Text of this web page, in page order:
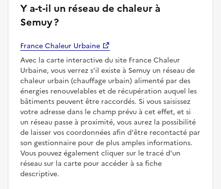
Y a-t-il un réseau de chaleur à
Semuy ?
France Chaleur Urbaine
Avec la carte interactive du site France Chaleur
Urbaine, vous verrez s'il existe à Semuy un réseau de
chaleur urbain (chauffage urbain) alimenté par des
énergies renouvelables et de récupération auquel les
bâtiments peuvent être raccordés. Si vous saisissez
votre adresse dans le champ prévu à cet effet, et si
un réseau passe à proximité, vous aurez la possibilité
de laisser vos coordonnées afin d'être recontacté par
son gestionnaire pour de plus amples informations.
Vous pouvez également cliquer sur le tracé d'un
réseau sur la carte pour accéder à sa fiche
descriptive.